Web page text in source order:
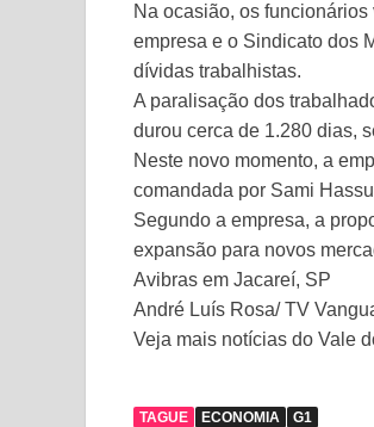
Na ocasião, os
empresa e o Sindicato dos
dívidas trabalhistas.
A paralisação dos
durou cerca de 1.280 dias,
Neste novo momento, a
comandada por Sami
Segundo a empresa, a
expansão para novos
Avibras em Jacareí, SP
André Luís Rosa/ TV
Veja mais notícias do Vale
TAGUE ECONOMIA G1